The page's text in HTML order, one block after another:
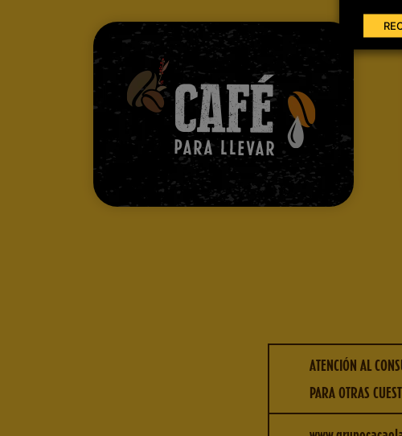
ATENCIÓN AL
PARA OTRAS